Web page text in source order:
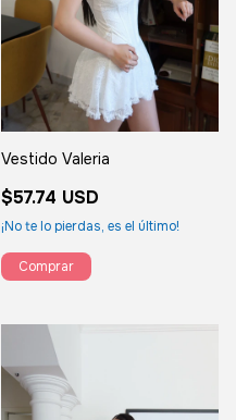
Vestido Valeria
$57.74 USD
¡No te lo pierdas, es el último!
Comprar